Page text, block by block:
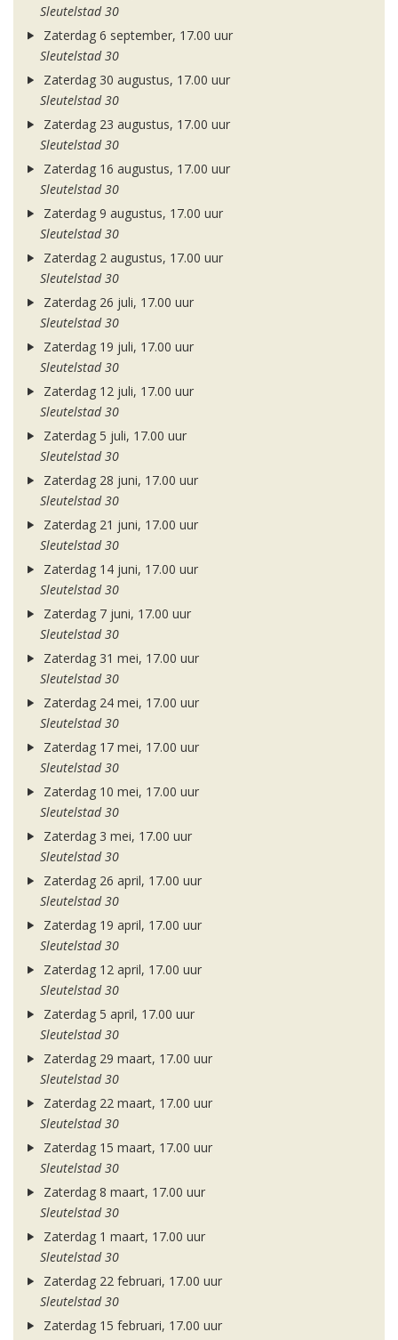
Sleutelstad 30
Zaterdag 6 september, 17.00 uur
Sleutelstad 30
Zaterdag 30 augustus, 17.00 uur
Sleutelstad 30
Zaterdag 23 augustus, 17.00 uur
Sleutelstad 30
Zaterdag 16 augustus, 17.00 uur
Sleutelstad 30
Zaterdag 9 augustus, 17.00 uur
Sleutelstad 30
Zaterdag 2 augustus, 17.00 uur
Sleutelstad 30
Zaterdag 26 juli, 17.00 uur
Sleutelstad 30
Zaterdag 19 juli, 17.00 uur
Sleutelstad 30
Zaterdag 12 juli, 17.00 uur
Sleutelstad 30
Zaterdag 5 juli, 17.00 uur
Sleutelstad 30
Zaterdag 28 juni, 17.00 uur
Sleutelstad 30
Zaterdag 21 juni, 17.00 uur
Sleutelstad 30
Zaterdag 14 juni, 17.00 uur
Sleutelstad 30
Zaterdag 7 juni, 17.00 uur
Sleutelstad 30
Zaterdag 31 mei, 17.00 uur
Sleutelstad 30
Zaterdag 24 mei, 17.00 uur
Sleutelstad 30
Zaterdag 17 mei, 17.00 uur
Sleutelstad 30
Zaterdag 10 mei, 17.00 uur
Sleutelstad 30
Zaterdag 3 mei, 17.00 uur
Sleutelstad 30
Zaterdag 26 april, 17.00 uur
Sleutelstad 30
Zaterdag 19 april, 17.00 uur
Sleutelstad 30
Zaterdag 12 april, 17.00 uur
Sleutelstad 30
Zaterdag 5 april, 17.00 uur
Sleutelstad 30
Zaterdag 29 maart, 17.00 uur
Sleutelstad 30
Zaterdag 22 maart, 17.00 uur
Sleutelstad 30
Zaterdag 15 maart, 17.00 uur
Sleutelstad 30
Zaterdag 8 maart, 17.00 uur
Sleutelstad 30
Zaterdag 1 maart, 17.00 uur
Sleutelstad 30
Zaterdag 22 februari, 17.00 uur
Sleutelstad 30
Zaterdag 15 februari, 17.00 uur